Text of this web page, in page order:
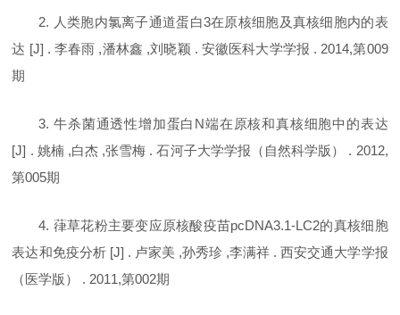
2. 人类胞内氯离子通道蛋白3在原核细胞及真核细胞内的表
达 [J] . 李春雨 ,潘林鑫 ,刘晓颖 . 安徽医科大学学报 . 2014,第009
期
3. 牛杀菌通透性增加蛋白N端在原核和真核细胞中的表达
[J] . 姚楠 ,白杰 ,张雪梅 . 石河子大学学报（自然科学版） . 2012,
第005期
4. 葎草花粉主要变应原核酸疫苗pcDNA3.1-LC2的真核细胞
表达和免疫分析 [J] . 卢家美 ,孙秀珍 ,李满祥 . 西安交通大学学报
（医学版） . 2011,第002期